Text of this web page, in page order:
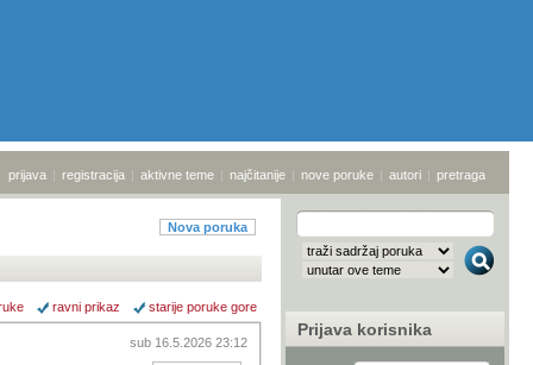
prijava | registracija | aktivne teme | najčitanije | nove poruke | autori | pretraga
Nova poruka
ravni prikaz starije poruke gore
sub 16.5.2026 23:12
Prijava korisnika